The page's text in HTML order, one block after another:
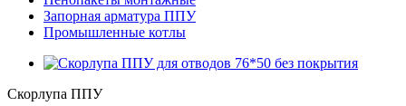
Запорная арматура ППУ
Промышленные котлы
Скорлупа ППУ